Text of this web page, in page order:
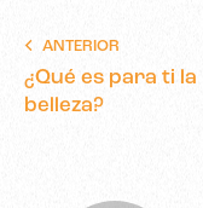
ANTERIOR
¿Qué es para ti la
belleza?